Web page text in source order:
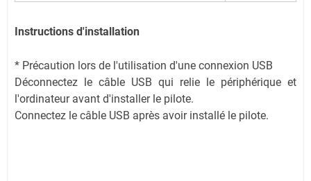
Instructions d'installation
* Précaution lors de l'utilisation d'une connexion USB
Déconnectez le câble USB qui relie le périphérique et
l'ordinateur avant d'installer le pilote.
Connectez le câble USB après avoir installé le pilote.